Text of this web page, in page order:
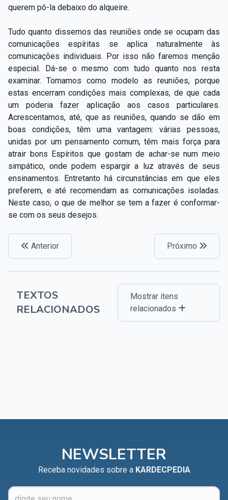
querem pô-la debaixo do alqueire.
Tudo quanto dissemos das reuniões onde se ocupam das
comunicações espíritas se aplica naturalmente às
comunicações individuais. Por isso não faremos menção
especial. Dá-se o mesmo com tudo quanto nos resta
examinar. Tomamos como modelo as reuniões, porque
estas encerram condições mais complexas, de que cada
um poderia fazer aplicação aos casos particulares.
Acrescentamos, até, que as reuniões, quando se dão em
boas condições, têm uma vantagem: várias pessoas,
unidas por um pensamento comum, têm mais força para
atrair bons Espíritos que gostam de achar-se num meio
simpático, onde podem espargir a luz através de seus
ensinamentos. Entretanto há circunstâncias em que eles
preferem, e até recomendam as comunicações isoladas.
Neste caso, o que de melhor se tem a fazer é conformar-
se com os seus desejos.
Anterior Próximo
TEXTOS
RELACIONADOS
Mostrar itens
relacionados
NEWSLETTER
Receba novidades sobre a KARDECPEDIA